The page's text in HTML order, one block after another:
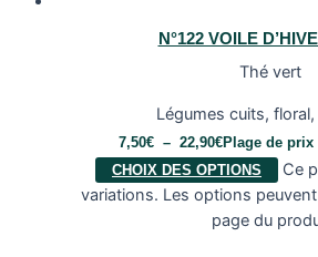
N°122 VOILE
Thé vert
Légumes cuits,
7,50€ – 22,90€Plage de prix
CHOIX DES OPTIONS
Ce
variations. Les options
page du